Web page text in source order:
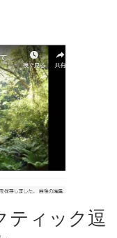
ティック逗